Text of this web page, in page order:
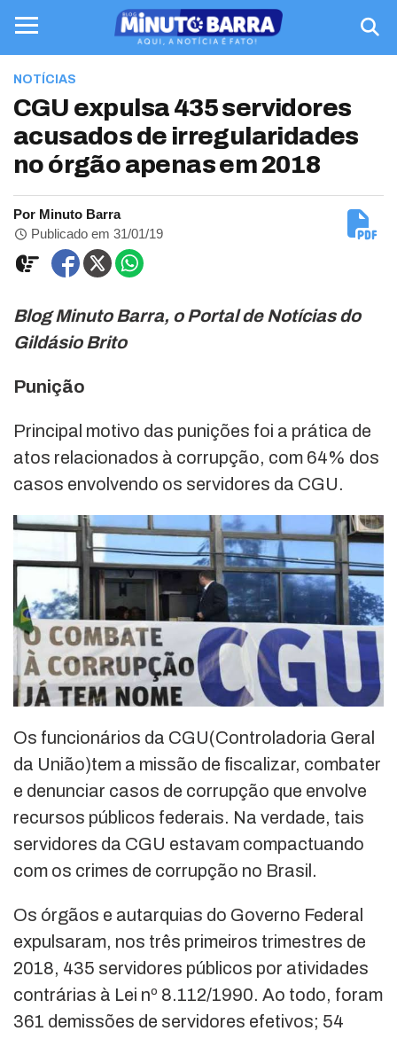
NOTÍCIAS
CGU expulsa 435 servidores
acusados de irregularidades
no órgão apenas em 2018
Por Minuto Barra
Publicado em 31/01/19
Blog Minuto Barra, o Portal de Notícias do
Gildásio Brito
Punição
Principal motivo das punições foi a prática de
atos relacionados à corrupção, com 64% dos
casos envolvendo os servidores da CGU.
Os funcionários da CGU(Controladoria Geral
da União)tem a missão de fiscalizar, combater
e denunciar casos de corrupção que envolve
recursos públicos federais. Na verdade, tais
servidores da CGU estavam compactuando
com os crimes de corrupção no Brasil.
Os órgãos e autarquias do Governo Federal
expulsaram, nos três primeiros trimestres de
2018, 435 servidores públicos por atividades
contrárias à Lei nº 8.112/1990. Ao todo, foram
361 demissões de servidores efetivos; 54